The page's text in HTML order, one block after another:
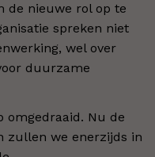
de nieuwe rol op te
spreken niet
wel over
duurzame
omgedraaid. Nu de
zullen we enerzijds in